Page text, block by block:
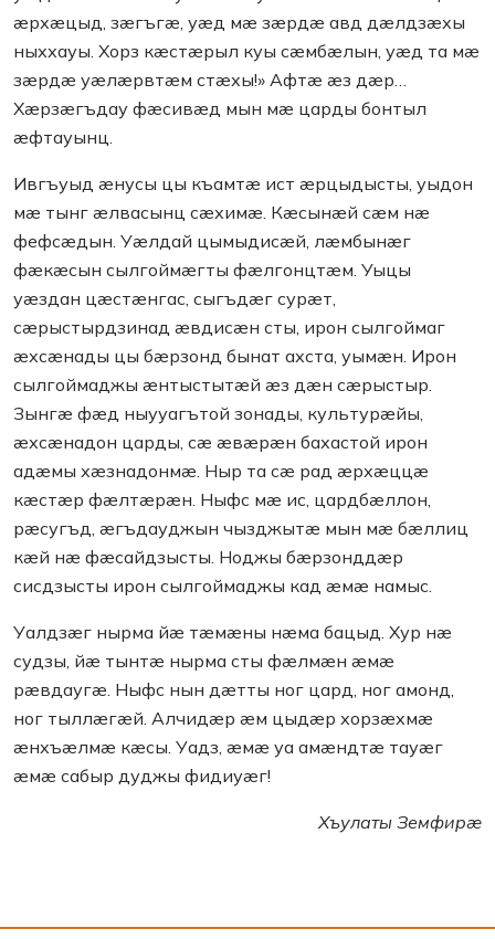
æрхæцыд, зæгъгæ, уæд мæ зæрдæ авд дæлдзæхы
ныххауы. Хорз кæстæрыл куы сæмбæлын, уæд та мæ
зæрдæ уæлæрвтæм стæхы!» Афтæ æз дæр…
Хæрзæгъдау фæсивæд мын мæ царды бонтыл
æфтауынц.
Ивгъуыд æнусы цы къамтæ ист æрцыдысты, уыдон
мæ тынг æлвасынц сæхимæ. Кæсынæй сæм нæ
фефсæдын. Уæлдай цымыдисæй, лæмбынæг
фæкæсын сылгоймæгты фæлгонцтæм. Уыцы
уæздан цæстæнгас, сыгъдæг сурæт,
сæрыстырдзинад æвдисæн сты, ирон сылгоймаг
æхсæнады цы бæрзонд бынат ахста, уымæн. Ирон
сылгоймаджы æнтыстытæй æз дæн сæрыстыр.
Зынгæ фæд ныууагътой зонады, культурæйы,
æхсæнадон царды, сæ æвæрæн бахастой ирон
адæмы хæзнадонмæ. Ныр та сæ рад æрхæццæ
кæстæр фæлтæрæн. Ныфс мæ ис, цардбæллон,
рæсугъд, æгъдауджын чызджытæ мын мæ бæллиц
кæй нæ фæсайдзысты. Ноджы бæрзонддæр
сисдзысты ирон сылгоймаджы кад æмæ намыс.
Уалдзæг нырма йæ тæмæны нæма бацыд. Хур нæ
судзы, йæ тынтæ нырма сты фæлмæн æмæ
рæвдаугæ. Ныфс нын дæтты ног цард, ног амонд,
ног тыллæгæй. Алчидæр æм цыдæр хорзæхмæ
æнхъæлмæ кæсы. Уадз, æмæ уа амæндтæ тауæг
æмæ сабыр дуджы фидиуæг!
Хъулаты Земфирæ